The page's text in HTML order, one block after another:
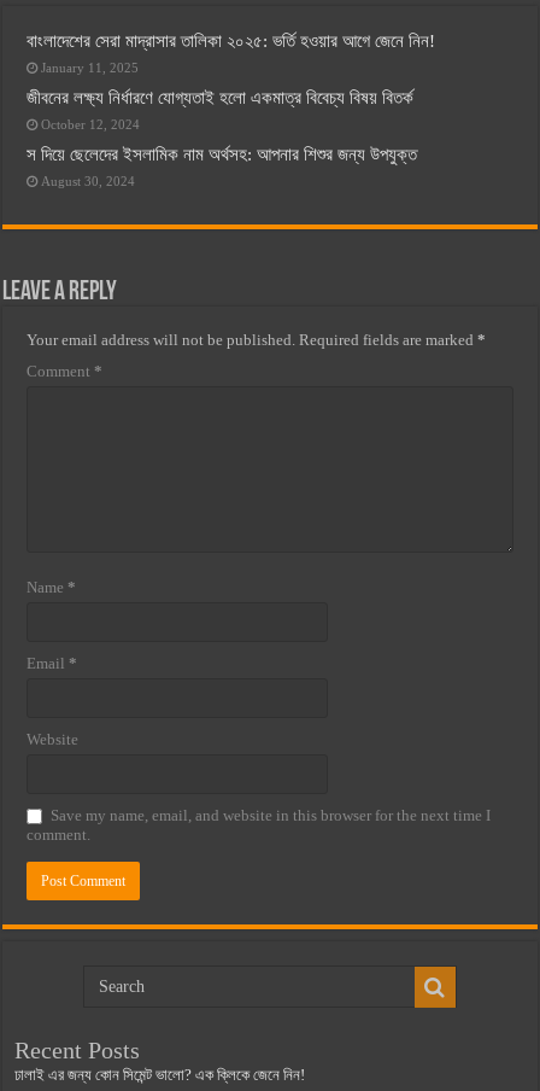
বাংলাদেশের সেরা মাদ্রাসার তালিকা ২০২৫: ভর্তি হওয়ার আগে জেনে নিন!
January 11, 2025
জীবনের লক্ষ্য নির্ধারণে যোগ্যতাই হলো একমাত্র বিবেচ্য বিষয় বিতর্ক
October 12, 2024
স দিয়ে ছেলেদের ইসলামিক নাম অর্থসহ: আপনার শিশুর জন্য উপযুক্ত
August 30, 2024
Leave a Reply
Your email address will not be published. Required fields are marked*
Comment *
Name *
Email *
Website
Save my name, email, and website in this browser for the next time I
comment.
Recent Posts
ঢালাই এর জন্য কোন সিমেন্ট ভালো? এক ক্লিকে জেনে নিন!